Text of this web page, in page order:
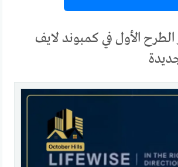
الأول في كمبوند لايف